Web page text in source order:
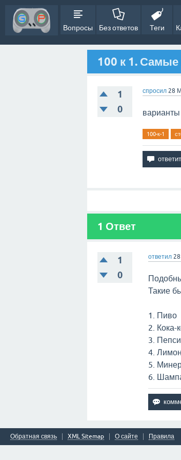
Вопросы Без ответов Теги
100 к 1.
1
0
спросил 28
варианты
100-к-1
1 Ответ
1
0
ответил
Такие
1. Пиво
2. Кока-
3.
4.
5.
6.
Обратная связь XML Sitemap О сайте Правила